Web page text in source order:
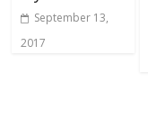
September 13,
2017